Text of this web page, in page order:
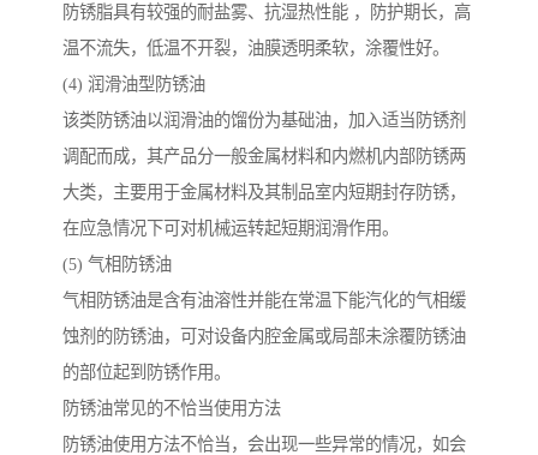
防锈脂具有较强的耐盐雾、抗湿热性能 ，防护期长，高
温不流失，低温不开裂，油膜透明柔软，涂覆性好。
(4) 润滑油型防锈油
该类防锈油以润滑油的馏份为基础油，加入适当防锈剂
调配而成，其产品分一般金属材料和内燃机内部防锈两
大类，主要用于金属材料及其制品室内短期封存防锈，
在应急情况下可对机械运转起短期润滑作用。
(5) 气相防锈油
气相防锈油是含有油溶性并能在常温下能汽化的气相缓
蚀剂的防锈油，可对设备内腔金属或局部未涂覆防锈油
的部位起到防锈作用。
防锈油常见的不恰当使用方法
防锈油使用方法不恰当，会出现一些异常的情况，如会